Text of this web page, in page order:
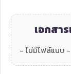
เอกสา
- ไม่มีไฟล์แนบ -